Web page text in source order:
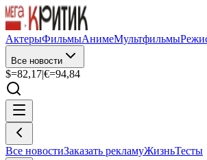
АктерыФильмыАнимеМультфильмы
Все новости
$=82,17|€=94,84
Все новостиЗаказать рекламуЖизньТесты